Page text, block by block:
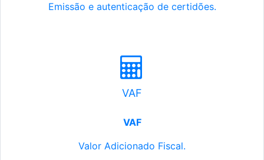
Emissão e autenticação de certidões.
VAF
VAF
Valor Adicionado Fiscal.